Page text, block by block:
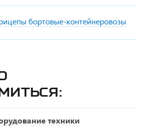
бортовые-контейнеровозы
техники